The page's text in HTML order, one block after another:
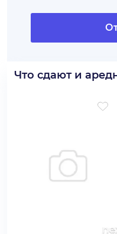
Что сдают и